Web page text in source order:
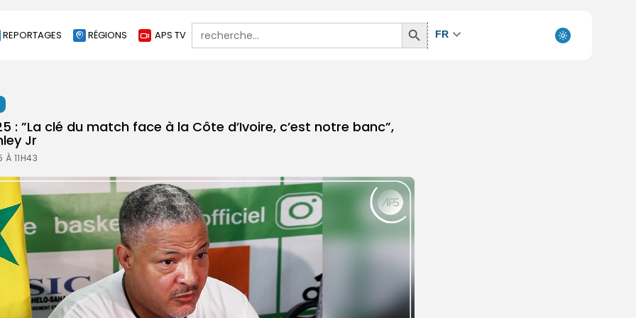
REPORTAGES RÉGIONS APS TV
Search
for:
Search
Button
FR
: ”La clé du match face à la Côte d’Ivoire, c’est notre banc”,
Jr
À 11H43